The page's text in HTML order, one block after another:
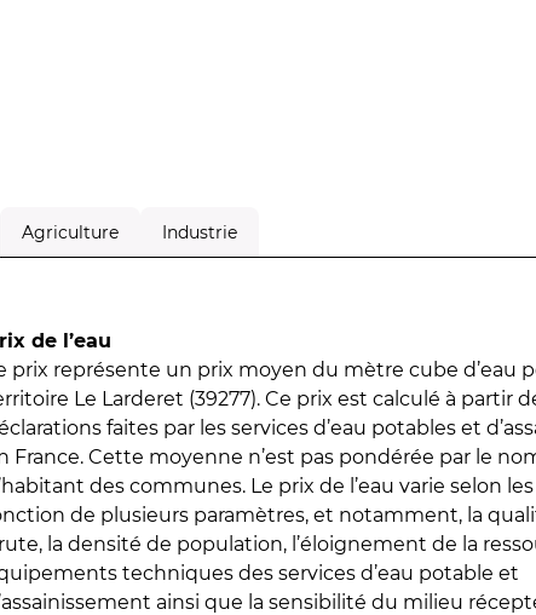
Agriculture Industrie
de l’eau
prix représente un prix moyen du mètre cube d’eau
Le Larderet (39277). Ce prix est calculé à partir
faites par les services d’eau potables et
France. Cette moyenne n’est pas pondérée par le
des communes. Le prix de l’eau varie selon
de plusieurs paramètres, et notamment, la
la densité de population, l’éloignement de la
techniques des services d’eau potable et
ainsi que la sensibilité du milieu